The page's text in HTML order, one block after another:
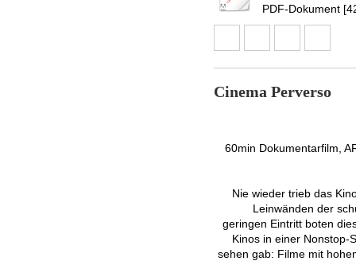
PDF-Dokument
Cinema Perverso
60min Dokumentarfilm,
Nie wieder trieb das
Leinwänden der
geringen Eintritt boten
Kinos in einer Nonstop-
sehen gab: Filme mit